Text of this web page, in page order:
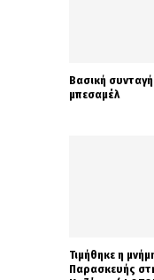
Βασική συνταγή
μπεσαμέλ
Τιμήθηκε η
Παρασκευής